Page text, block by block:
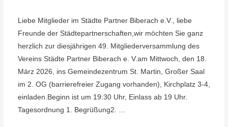
Liebe Mitglieder im Städte Partner Biberach e.V., liebe
Freunde der Städtepartnerschaften,wir möchten Sie ganz
herzlich zur diesjährigen 49. Mitgliederversammlung des
Vereins Städte Partner Biberach e. V.am Mittwoch, den 18.
März 2026, ins Gemeindezentrum St. Martin, Großer Saal
im 2. OG (barrierefreier Zugang vorhanden), Kirchplatz 3-4,
einladen.Beginn ist um 19:30 Uhr, Einlass ab 19 Uhr.
Tagesordnung 1. Begrüßung2. …